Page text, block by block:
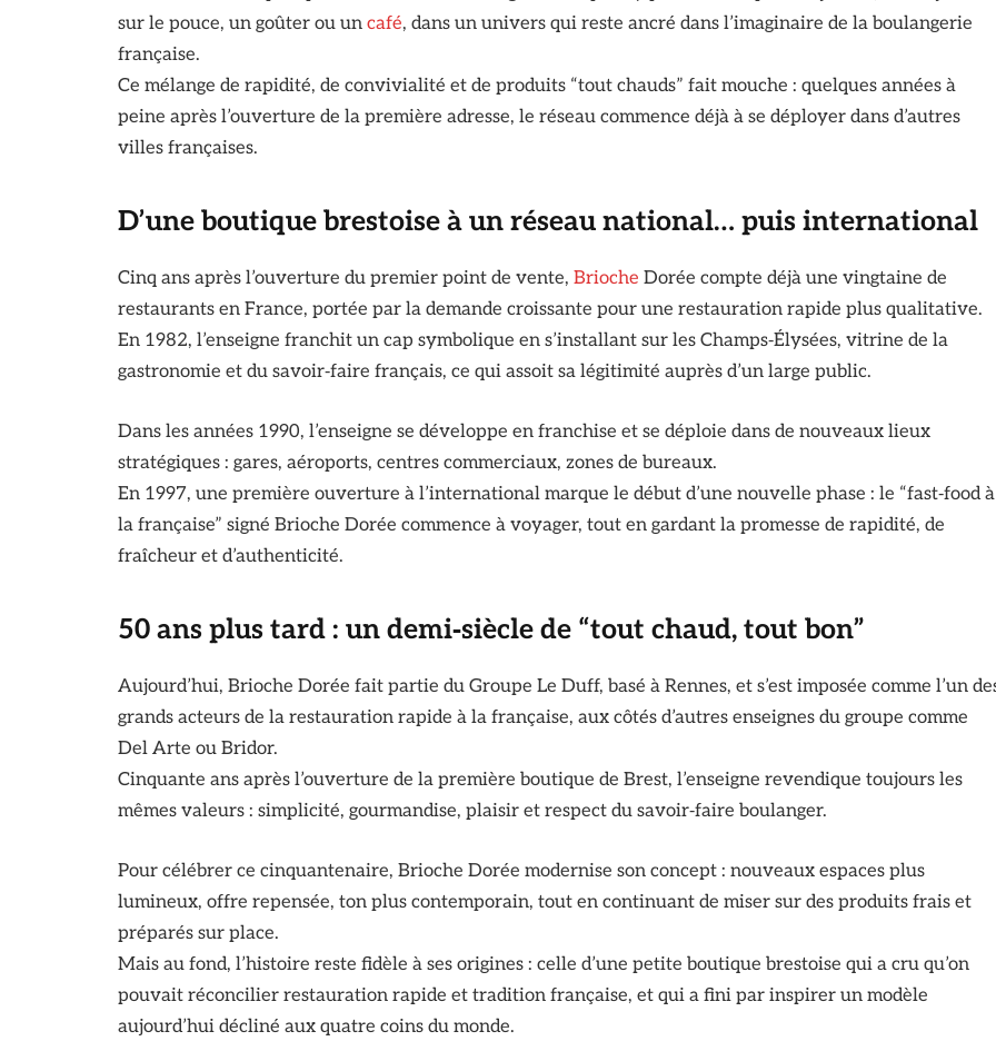
sur le pouce, un goûter ou un café, dans un univers qui reste ancré dans l’imaginaire de la boulangerie
française.
Ce mélange de rapidité, de convivialité et de produits “tout chauds” fait mouche : quelques années à
peine après l’ouverture de la première adresse, le réseau commence déjà à se déployer dans d’autres
villes françaises.
D’une boutique brestoise à un réseau national… puis international
Cinq ans après l’ouverture du premier point de vente, Brioche Dorée compte déjà une vingtaine de
restaurants en France, portée par la demande croissante pour une restauration rapide plus qualitative.
En 1982, l’enseigne franchit un cap symbolique en s’installant sur les Champs‑Élysées, vitrine de la
gastronomie et du savoir‑faire français, ce qui assoit sa légitimité auprès d’un large public.
Dans les années 1990, l’enseigne se développe en franchise et se déploie dans de nouveaux lieux
stratégiques : gares, aéroports, centres commerciaux, zones de bureaux.
En 1997, une première ouverture à l’international marque le début d’une nouvelle phase : le “fast‑food à
la française” signé Brioche Dorée commence à voyager, tout en gardant la promesse de rapidité, de
fraîcheur et d’authenticité.
50 ans plus tard : un demi‑siècle de “tout chaud, tout bon”
Aujourd’hui, Brioche Dorée fait partie du Groupe Le Duff, basé à Rennes, et s’est imposée comme l’un
grands acteurs de la restauration rapide à la française, aux côtés d’autres enseignes du groupe comme
Del Arte ou Bridor.
Cinquante ans après l’ouverture de la première boutique de Brest, l’enseigne revendique toujours les
mêmes valeurs : simplicité, gourmandise, plaisir et respect du savoir‑faire boulanger.
Pour célébrer ce cinquantenaire, Brioche Dorée modernise son concept : nouveaux espaces plus
lumineux, offre repensée, ton plus contemporain, tout en continuant de miser sur des produits frais et
préparés sur place.
Mais au fond, l’histoire reste fidèle à ses origines : celle d’une petite boutique brestoise qui a cru qu’on
pouvait réconcilier restauration rapide et tradition française, et qui a fini par inspirer un modèle
aujourd’hui décliné aux quatre coins du monde.